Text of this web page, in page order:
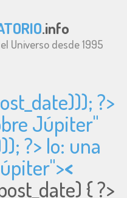
.info
Universo desde 1995
?>
Júpiter"
?> Io: una
<
{ ?>